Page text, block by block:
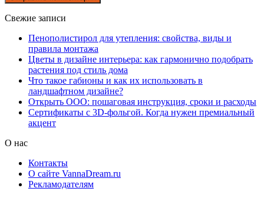
Свежие записи
Пенополистирол для утепления: свойства, виды и
правила монтажа
Цветы в дизайне интерьера: как гармонично подобрать
растения под стиль дома
Что такое габионы и как их использовать в
ландшафтном дизайне?
Открыть ООО: пошаговая инструкция, сроки и расходы
Сертификаты с 3D-фольгой. Когда нужен премиальный
акцент
О нас
Контакты
О сайте VannaDream.ru
Рекламодателям